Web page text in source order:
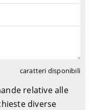
caratteri disponibili
relative alle
diverse